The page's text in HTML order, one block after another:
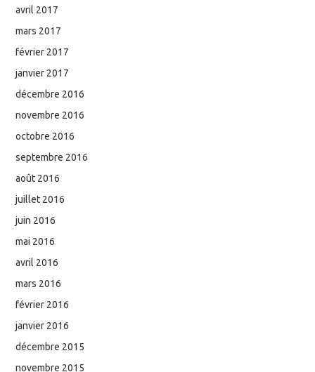
avril 2017
mars 2017
février 2017
janvier 2017
décembre 2016
novembre 2016
octobre 2016
septembre 2016
août 2016
juillet 2016
juin 2016
mai 2016
avril 2016
mars 2016
février 2016
janvier 2016
décembre 2015
novembre 2015